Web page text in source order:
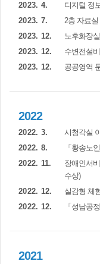
2023. 4.
디지털 정
2023. 7.
2층 자료실
2023. 12.
노후화장
2023. 12.
수변전설
2023. 12.
공공영역
2022
2022. 3.
시청각실
2022. 8.
「황송노
2022. 11.
장애인서
수상)
2022. 12.
실감형 체
2022. 12.
「성남공
2021